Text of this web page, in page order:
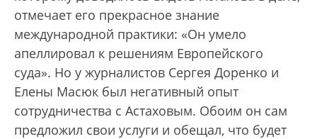
отмечает его прекрасное знание
международной практики: «Он умело
апеллировал к решениям Европейского
суда». Но у журналистов Сергея Доренко и
Елены Масюк был негативный опыт
сотрудничества с Астаховым. Обоим он сам
предложил свои услуги и обещал, что будет